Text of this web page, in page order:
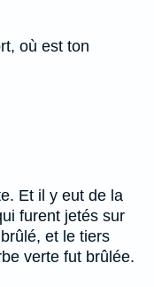
où est ton
Et il y eut de la
furent jetés sur
et le tiers
verte fut brûlée.